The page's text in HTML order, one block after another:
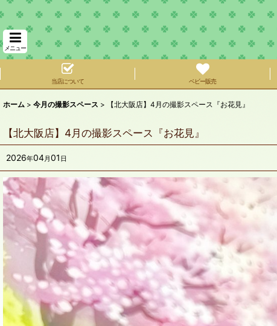
メニュー
当店について ベビー販売
ホーム > 今月の撮影スペース > 【北大阪店】4月の撮影スペース『お花見』
【北大阪店】4月の撮影スペース『お花見』
2026年04月01 日